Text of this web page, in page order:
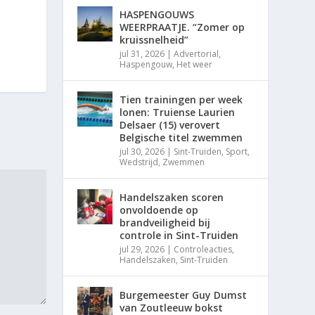
HASPENGOUWS
WEERPRAATJE. “Zomer op
kruissnelheid”
jul 31, 2026 |Advertorial,
Haspengouw, Het weer
Tien trainingen per week
lonen: Truiense Laurien
Delsaer (15) verovert
Belgische titel zwemmen
jul 30, 2026 | Sint-Truiden, Sport,
Wedstrijd, Zwemmen
Handelszaken scoren
onvoldoende op
brandveiligheid bij
controle in Sint-Truiden
jul 29, 2026 | Controleacties,
Handelszaken, Sint-Truiden
Burgemeester Guy Dumst
van Zoutleeuw bokst